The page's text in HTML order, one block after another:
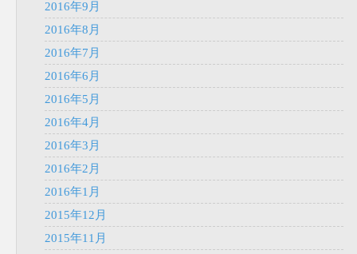
2016年9月
2016年8月
2016年7月
2016年6月
2016年5月
2016年4月
2016年3月
2016年2月
2016年1月
2015年12月
2015年11月